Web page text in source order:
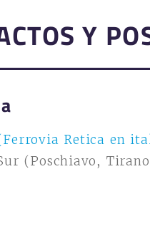
Y
Retica en
(Poschiavo,